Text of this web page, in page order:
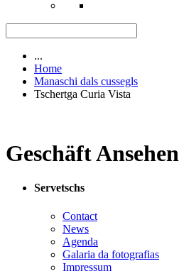
...
Home
Manaschi dals cussegls
Tschertga Curia Vista
Geschäft Ansehen
Servetschs
Contact
News
Agenda
Galaria da fotografias
Impressum